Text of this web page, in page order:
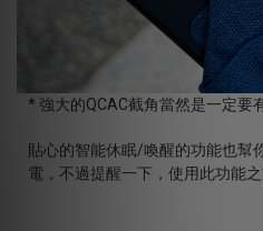
* 強大的QCAC截角當然是一定要
貼心的智能休眠/喚醒的功能也幫
電，不過提醒一下，使用此功能